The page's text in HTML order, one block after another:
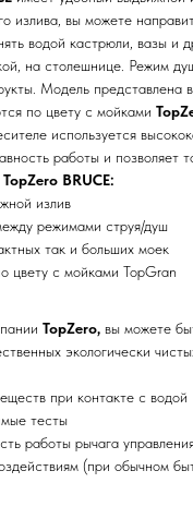
излива, вы можете
водой кастрюли, вазы и
на столешнице. Режим
Модель представлена
по цвету с мойками
используется
работы и позволяет
TopZero BRUCE:
излив
режимами струя/душ
так и больших моек
цвету с мойками TopGran
TopZero, вы можете
экологически
при контакте с водой
тесты
работы рычага
(при обычном